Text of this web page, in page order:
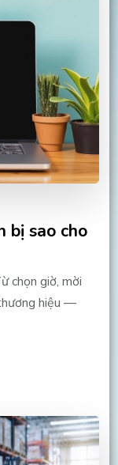
bị sao cho
chọn giờ, mời
hiệu —